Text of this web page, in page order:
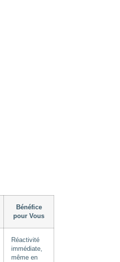
Bénéfice
pour Vous
Réactivité
immédiate,
même en